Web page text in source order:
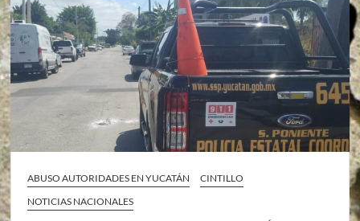
ABUSO AUTORIDADES EN YUCATÁN
CINTILLO
NOTICIAS NACIONALES